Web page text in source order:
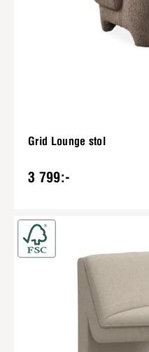
Grid Lounge stol
3 799:-